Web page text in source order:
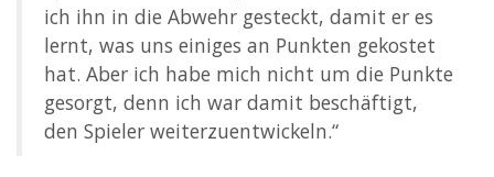
ich ihn in die Abwehr gesteckt, damit er es
lernt, was uns einiges an Punkten gekostet
hat. Aber ich habe mich nicht um die Punkte
gesorgt, denn ich war damit beschäftigt,
den Spieler weiterzuentwickeln.“